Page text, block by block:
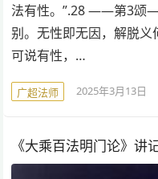
法有性。”.28 ——第3颂
别。无性即无因，解脱
可说有性，…
广超法师 2025年3月13日
《大乘百法明门论》讲